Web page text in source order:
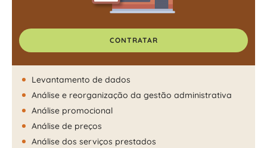
CONTRATAR
Levantamento de dados
Análise e reorganização da gestão administrativa
Análise promocional
Análise de preços
Análise dos serviços prestados